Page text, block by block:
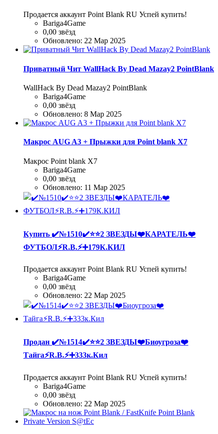
Продается аккаунт Point Blank RU Успей купить!
Bariga4Game
0,00 звёзд
Обновлено: 22 Мар 2025
Приватный Чит WallHack By Dead Mazay2 PointBlank
WallHack By Dead Mazay2 PointBlank
Bariga4Game
0,00 звёзд
Обновлено: 8 Мар 2025
Макрос AUG A3 + Прыжки для Point blank Х7
Макрос Point blank Х7
Bariga4Game
0,00 звёзд
Обновлено: 11 Мар 2025
Купить ✔️№1510✔️⭐️⭐️2 ЗВЕЗДЫ❤️КАРАТЕЛЬ❤️
ФУТБОЛ⚡R.B.⚡➕179К.КИЛ
Продается аккаунт Point Blank RU Успей купить!
Bariga4Game
0,00 звёзд
Обновлено: 22 Мар 2025
Продан ✔️№1514✔️⭐️⭐️2 ЗВЕЗДЫ❤️Биоугроза❤️
Тайга⚡R.B.⚡➕333к.Кил
Продается аккаунт Point Blank RU Успей купить!
Bariga4Game
0,00 звёзд
Обновлено: 22 Мар 2025